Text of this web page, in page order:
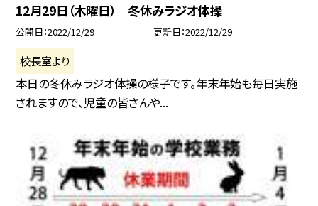
12月29日（木曜日） 冬休みラジオ体操
公開日 2022/12/29 更新日 2022/12/29
校長室より
本日の冬休みラジオ体操の様子です。年末年始も毎日実施
されますので、児童の皆さんや...